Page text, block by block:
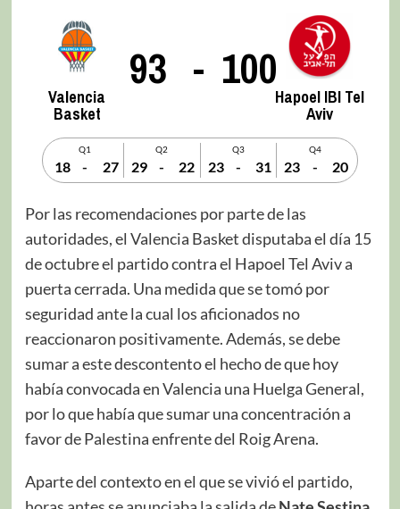
Valencia
Basket
93 - 100
Hapoel IBI Tel
Aviv
Q1
18 - 27
Q2
29 - 22
Q3
23 - 31
Q4
23 - 20
Por las recomendaciones por parte de las
autoridades, el Valencia Basket disputaba el día 15
de octubre el partido contra el Hapoel Tel Aviv a
puerta cerrada. Una medida que se tomó por
seguridad ante la cual los aficionados no
reaccionaron positivamente. Además, se debe
sumar a este descontento el hecho de que hoy
había convocada en Valencia una Huelga General,
por lo que había que sumar una concentración a
favor de Palestina enfrente del Roig Arena.
Aparte del contexto en el que se vivió el partido,